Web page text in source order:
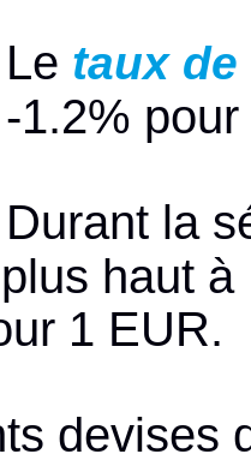
Le taux de
-1.2%
Durant la
haut
1 EUR.
devises